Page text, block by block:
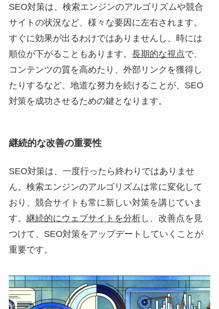
SEO対策は、検索エンジンのアルゴリズムや競合
サイトの状況など、様々な要因に左右されます。
すぐに効果が出るわけではありませんし、時には
順位が下がることもあります。 長期的な視点で、
コンテンツの質を高めたり、外部リンクを獲得し
たりするなど、地道な努力を続けることが、SEO
対策を成功させるための鍵となります。
継続的な改善の重要性
SEO対策は、一度行ったら終わりではありませ
ん。検索エンジンのアルゴリズムは常に変化して
おり、競合サイトも常に新しい対策を講じていま
す。 継続的にウェブサイトを分析し、改善点を見
つけて、SEO対策をアップデートしていくことが
重要です。